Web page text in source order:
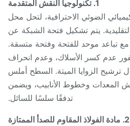
الضوئي الاحترافية، لتحل محل
يتم تشكيل فتحة الشبكة عن
موحد للفتحة وفتحة متسقة.
كسر الأسلاك، وعدم انحراف
الزوايا الميتة. السطح أملس
وخطوط الأنابيب، ويضمن
تدفقًا سلسًا للسائل.